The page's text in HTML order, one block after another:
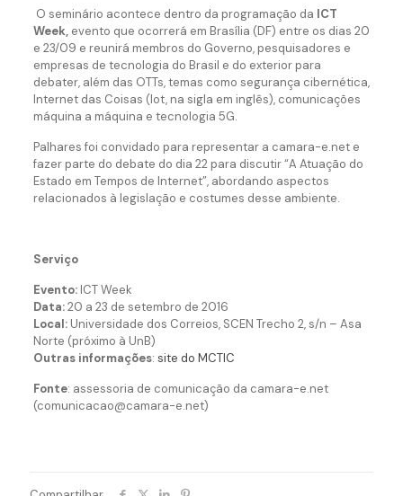
O seminário acontece dentro da programação da ICT
Week, evento que ocorrerá em Brasília (DF) entre os dias 20
e 23/09 e reunirá membros do Governo, pesquisadores e
empresas de tecnologia do Brasil e do exterior para
debater, além das OTTs, temas como segurança cibernética,
Internet das Coisas (Iot, na sigla em inglês), comunicações
máquina a máquina e tecnologia 5G.
Palhares foi convidado para representar a camara-e.net e
fazer parte do debate do dia 22 para discutir “A Atuação do
Estado em Tempos de Internet”, abordando aspectos
relacionados à legislação e costumes desse ambiente.
Serviço
Evento: ICT Week
Data:20 a 23 de setembro de 2016
Local:Universidade dos Correios, SCEN Trecho 2, s/n – Asa
Norte (próximo à UnB)
Outras informações: site do MCTIC
Fonte: assessoria de comunicação da camara-e.net
(comunicacao@camara-e.net)